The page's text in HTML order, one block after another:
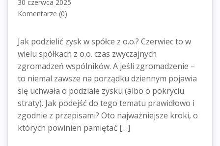
30 czerwca 2025
Komentarze (0)
Jak podzielić zysk w spółce z o.o.? Czerwiec to w
wielu spółkach z o.o. czas zwyczajnych
zgromadzeń wspólników. A jeśli zgromadzenie –
to niemal zawsze na porządku dziennym pojawia
się uchwała o podziale zysku (albo o pokryciu
straty). Jak podejść do tego tematu prawidłowo i
zgodnie z przepisami? Oto najważniejsze kroki, o
których powinien pamiętać […]